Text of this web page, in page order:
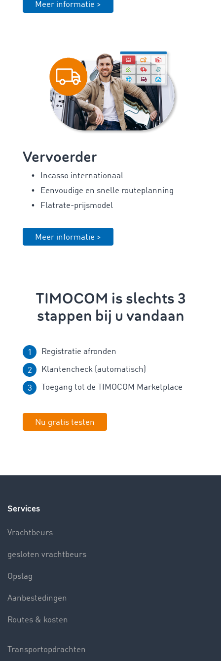
Meer informatie >
Vervoerder
Incasso internationaal
Eenvoudige en snelle routeplanning
Flatrate-prijsmodel
Meer informatie >
TIMOCOM is slechts 3
stappen bij u vandaan
Registratie afronden
Klantencheck (automatisch)
Toegang tot de TIMOCOM Marketplace
Nu gratis testen
Services
Vrachtbeurs
gesloten vrachtbeurs
Opslag
Aanbestedingen
Routes & kosten
Transportopdrachten